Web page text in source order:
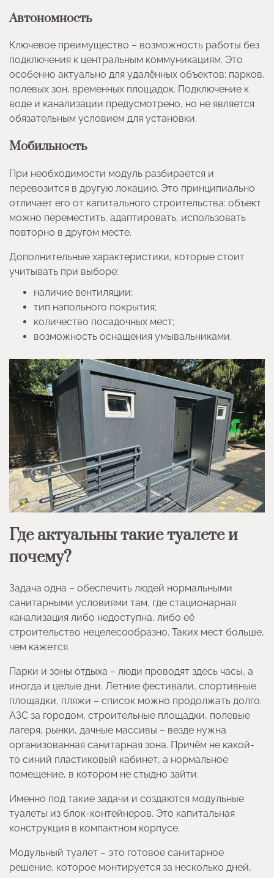
Автономность
Ключевое преимущество – возможность работы без
подключения к центральным коммуникациям. Это
особенно актуально для удалённых объектов: парков,
полевых зон, временных площадок. Подключение к
воде и канализации предусмотрено, но не является
обязательным условием для установки.
Мобильность
При необходимости модуль разбирается и
перевозится в другую локацию. Это принципиально
отличает его от капитального строительства: объект
можно переместить, адаптировать, использовать
повторно в другом месте.
Дополнительные характеристики, которые стоит
учитывать при выборе:
наличие вентиляции;
тип напольного покрытия;
количество посадочных мест;
возможность оснащения умывальниками.
Где актуальны такие туалете и
почему?
Задача одна – обеспечить людей нормальными
санитарными условиями там, где стационарная
канализация либо недоступна, либо её
строительство нецелесообразно. Таких мест больше,
чем кажется.
Парки и зоны отдыха – люди проводят здесь часы, а
иногда и целые дни. Летние фестивали, спортивные
площадки, пляжи – список можно продолжать долго.
АЗС за городом, строительные площадки, полевые
лагеря, рынки, дачные массивы – везде нужна
организованная санитарная зона. Причём не какой-
то синий пластиковый кабинет, а нормальное
помещение, в котором не стыдно зайти.
Именно под такие задачи и создаются модульные
туалеты из блок-контейнеров. Это капитальная
конструкция в компактном корпусе.
Модульный туалет – это готовое санитарное
решение, которое монтируется за несколько дней,